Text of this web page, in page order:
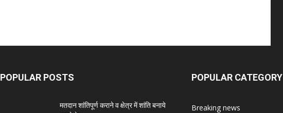
POPULAR POSTS
मतदान शांतिपूर्ण कराने व क्षेत्र में शांति बनाये
POPULAR CATEGORY
Breaking news